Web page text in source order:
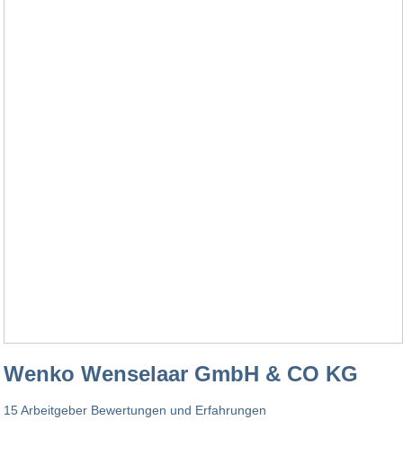
Wenko Wenselaar GmbH & CO KG
15 Arbeitgeber Bewertungen und Erfahrungen